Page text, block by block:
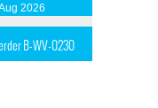
2026
B-WV-0230